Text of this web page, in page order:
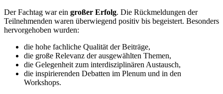
Der Fachtag war ein großer Erfolg. Die Rückmeldungen der
Teilnehmenden waren überwiegend positiv bis begeistert. Besonders
hervorgehoben wurden:
die hohe fachliche Qualität der Beiträge,
die große Relevanz der ausgewählten Themen,
die Gelegenheit zum interdisziplinären Austausch,
die inspirierenden Debatten im Plenum und in den
Workshops.